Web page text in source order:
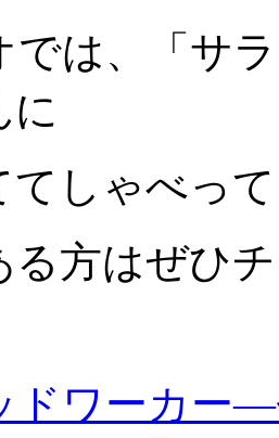
では、「サ
に
てしゃべっ
る方はぜひ
ドワーカー